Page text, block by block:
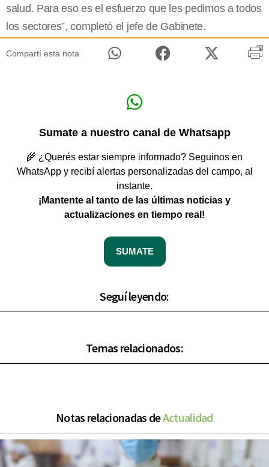
salud. Para eso es el esfuerzo que les pedimos a todos
los sectores”, completó el jefe de Gabinete.
Compartí esta nota
Sumate a nuestro canal de Whatsapp
🌾 ¿Querés estar siempre informado? Seguinos en
WhatsApp y recibí alertas personalizadas del campo, al
instante.
¡Mantente al tanto de las últimas noticias y
actualizaciones en tiempo real!
SUMATE
Seguí leyendo:
Temas relacionados:
Notas relacionadas deActualidad